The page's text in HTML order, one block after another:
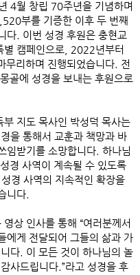
4월 창립 70주년을 기념하며
부를 기증한 이후 두 번째
다. 이번 성경 후원은 충현교
별 캠페인으로 , 2022년부터
무리하며 진행되었습니다. 전
골에 성경을 보내는 후원으로
지도 목사인 박성덕 목사는
을 통해서 교훈과 책망과 바
임받기를 소망합니다. 하나님
경 사역이 계속될 수 있도록
경 사역의 지속적인 확장을
니다.
상 인사를 통해 “여러분께서
에게 전달되어 그들의 삶과 가
다. 이 모든 것이 하나님의 놀
사드립니다.”라고 성경을 후